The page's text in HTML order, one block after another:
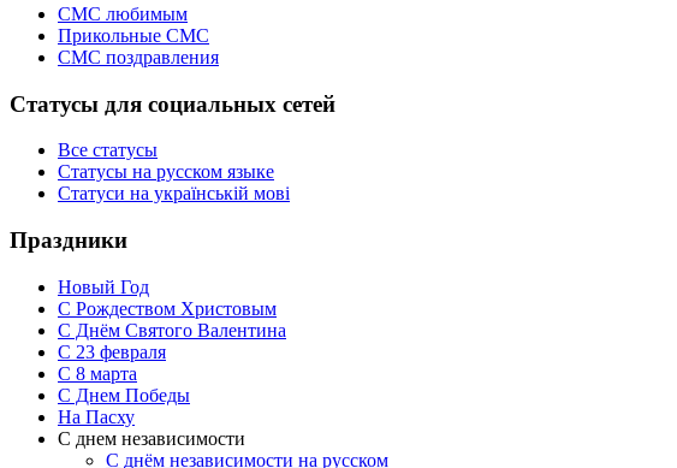
СМС любимым
Прикольные СМС
СМС поздравления
Статусы для социальных сетей
Все статусы
Статусы на русском языке
Статуси на українській мові
Праздники
Новый Год
С Рождеством Христовым
С Днём Святого Валентина
С 23 февраля
C 8 марта
С Днем Победы
На Пасху
С днем независимости
С днём независимости на русском